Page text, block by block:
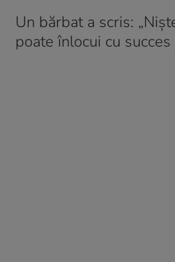
Un bărbat a scris:
poate înlocui cu